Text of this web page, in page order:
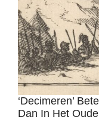
‘Decimeren’
Dan In Het